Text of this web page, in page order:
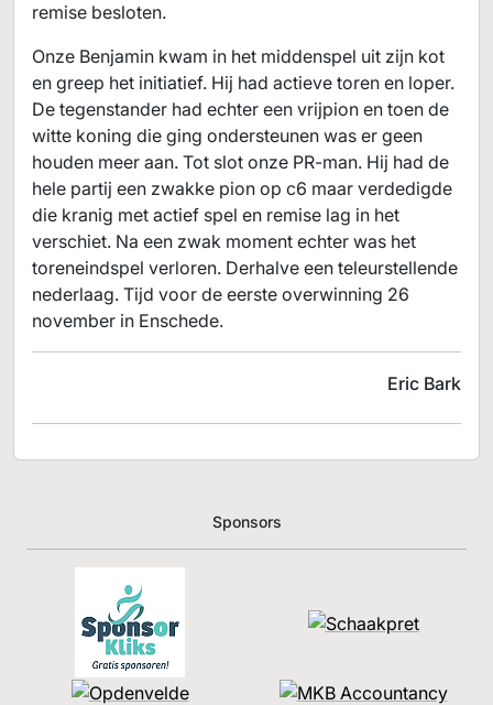
remise besloten.
Onze Benjamin kwam in het middenspel uit zijn kot
en greep het initiatief. Hij had actieve toren en loper.
De tegenstander had echter een vrijpion en toen de
witte koning die ging ondersteunen was er geen
houden meer aan. Tot slot onze PR-man. Hij had de
hele partij een zwakke pion op c6 maar verdedigde
die kranig met actief spel en remise lag in het
verschiet. Na een zwak moment echter was het
toreneindspel verloren. Derhalve een teleurstellende
nederlaag. Tijd voor de eerste overwinning 26
november in Enschede.
Eric Bark
Sponsors